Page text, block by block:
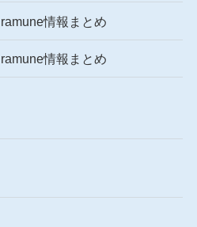
情報まとめ
情報まとめ